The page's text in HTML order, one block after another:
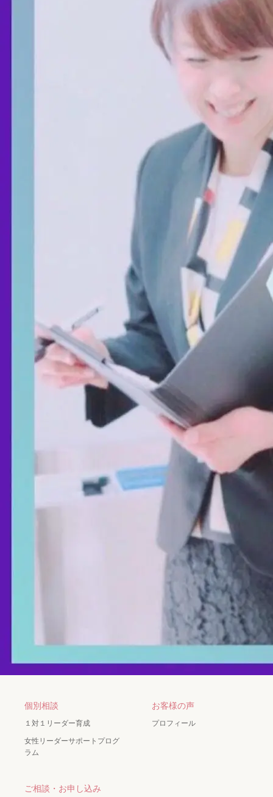
個別相談
１対１リーダー育成
女性リーダーサポートプログ
ラム
お客様の声
プロフィール
ご相談・お申し込み